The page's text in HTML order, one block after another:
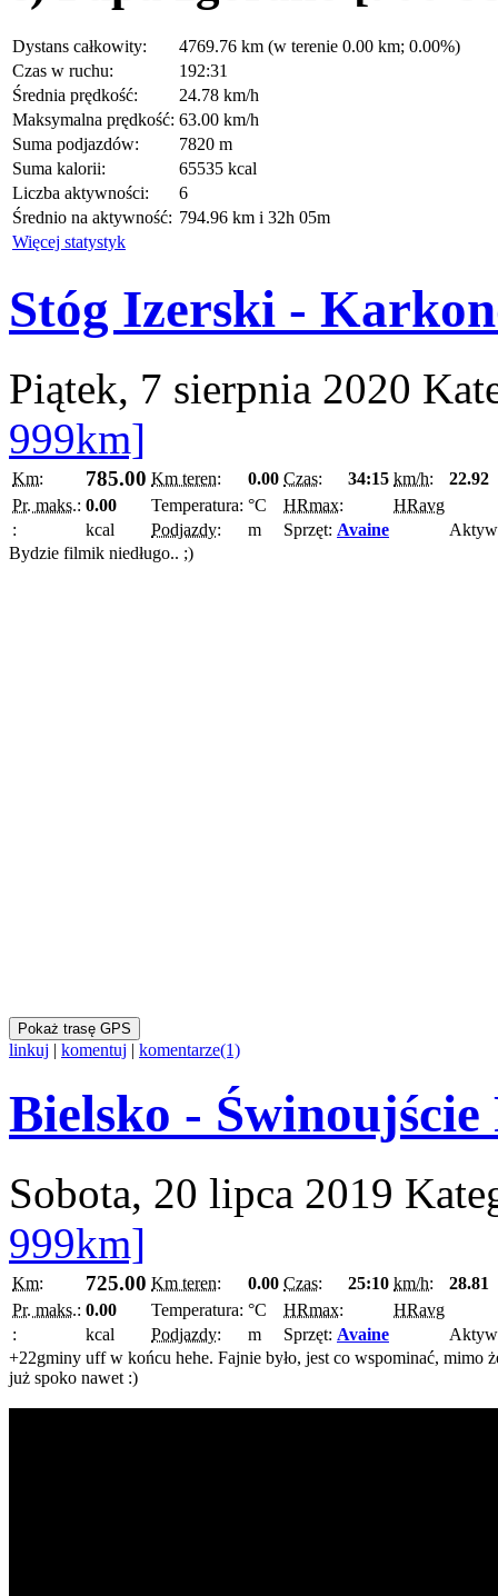
Dystans całkowity:
4769.76 km (w terenie 0.00 km; 0.00%)
Czas w ruchu:
192:31
Średnia prędkość:
24.78 km/h
Maksymalna prędkość: 63.00 km/h
Suma podjazdów:
7820 m
Suma kalorii:
65535 kcal
Liczba aktywności:
6
Średnio na aktywność: 794.96 km i 32h 05m
Więcej statystyk
Stóg Izerski -
Piątek, 7 sierpnia 2020
999km]
Km: 785.00 Km teren: 0.00 Czas: 34:15 km/h:
22.92
Pr. maks.: 0.00 Temperatura: °C HRmax:
HRavg
:
kcal Podjazdy: m Sprzęt: Avaine
Bydzie filmik niedługo.. ;)
Pokaż trasę GPS
linkuj | komentuj | komentarze(1)
Bielsko -
Sobota, 20 lipca 2019
999km]
Km: 725.00 Km teren: 0.00 Czas: 25:10 km/h:
28.81
Pr. maks.: 0.00 Temperatura: °C HRmax:
HRavg
:
kcal Podjazdy: m Sprzęt: Avaine
+22gminy uff w końcu hehe. Fajnie było, jest co wspominać,
już spoko nawet :)